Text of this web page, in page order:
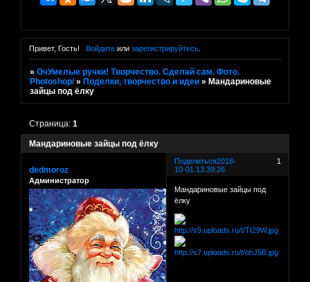
Привет, Гость! Войдитеили зарегистрируйтесь.
»ОчУмелые ручки! Творчество. Сделай сам. Фото.
Photoshop/ » Поделки, творчество и идеи » Мандариновые
зайцы под ёлку
Мандариновые зайцы под ёлку
Страница:1
Поделиться 1
2018-
10-01 13:39:26
dedmoroz
Администратор
Мандариновые зайцы под
ёлку